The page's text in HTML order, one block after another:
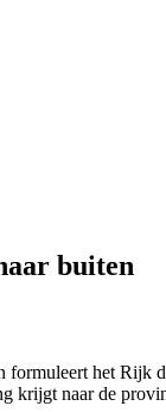
buiten
het Rijk
naar de